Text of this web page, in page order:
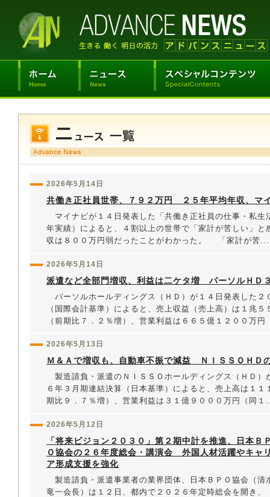
2026年5月14日
共働き正社員世帯、７９２万円 ２５年平均年収、マ
マイナビが１４日発表した「共働き正社員の仕事・私生
年実績）によると、４割以上の世帯で「家計が苦しい」と
収は８００万円弱だったことがわかった。 「家計が苦...
2026年5月14日
派遣など全部門増収、利益は二ケタ増 パーソルＨＤ
パーソルホールディングス（ＨＤ）が１４日発表した２
（国際会計基準）によると、売上収益（売上高）は１兆
（前期比７．２％増）、営業利益は６６５億１２００万円
2026年5月13日
Ｍ＆Ａで増収も、自動車不振で減益 ＮＩＳＳＯＨＤ
製造請負・派遣のＮＩＳＳＯホールディングス（ＨＤ）
６年３月期連結決算（日本基準）によると、売上高は１１
期比９．７％増）、営業利益は３１億９０００万円（同１
2026年5月12日
「将来ビジョン２０３０」第２期中計を推進、日本Ｂ
Ｏ協会の２６年度総会・講演会 外国人材活躍やキャ
ア形成支援を強化
製造請負・派遣事業者の業界団体、日本ＢＰＯ協会（清
竜一会長）は１２日、都内で２０２６年定時総会を開き、